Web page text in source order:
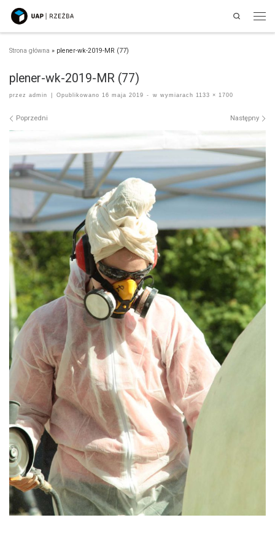
Przejdź do treści
Search
Strona główna » plener-wk-2019-MR (77)
plener-wk-2019-MR (77)
przez admin Opublikowano 16 maja 2019 - w wymiarach 1133 × 1700
Nawigacja po obrazach
Poprzedni Następny